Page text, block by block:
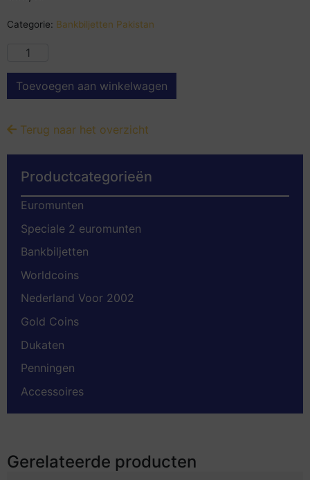
Categorie: Bankbiljetten Pakistan
Toevoegen aan winkelwagen
Terug naar het overzicht
Productcategorieën
Euromunten
Speciale 2 euromunten
Bankbiljetten
Worldcoins
Nederland Voor 2002
Gold Coins
Dukaten
Penningen
Accessoires
Gerelateerde producten